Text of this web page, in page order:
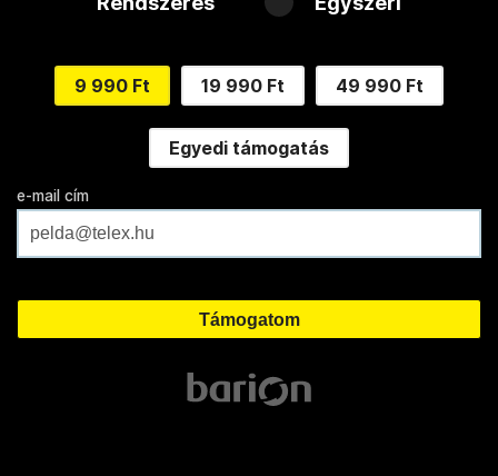
9 990 Ft 19 990 Ft 49 990 Ft
Egyedi támogatás
e-mail cím